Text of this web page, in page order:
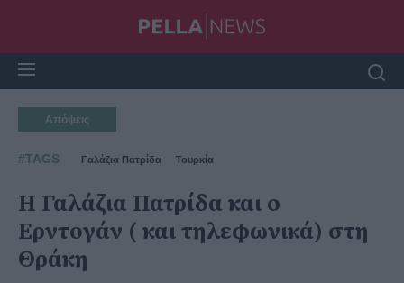
Απόψεις
#TAGS Γαλάζια Πατρίδα Τουρκία
Η Γαλάζια Πατρίδα και ο
Ερντογάν ( και τηλεφωνικά) στη
Θράκη